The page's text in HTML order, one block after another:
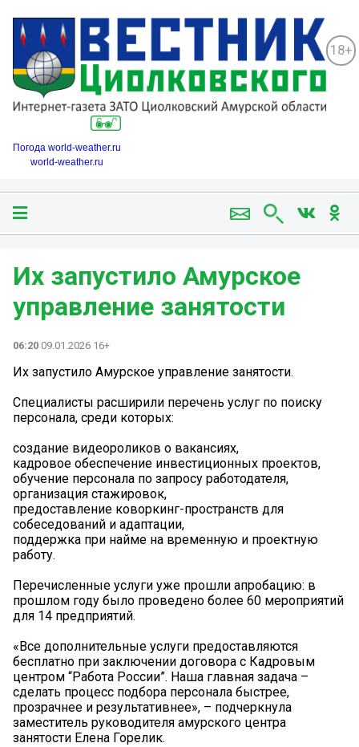
18+
Погода world-weather.ru
world-weather.ru
Их запустило Амурское
управление занятости
06:20 09.01.2026 16+
Их запустило Амурское управление занятости.
Специалисты расширили перечень услуг по поиску
персонала, среди которых:
создание видеороликов о вакансиях,
кадровое обеспечение инвестиционных проектов,
обучение персонала по запросу работодателя,
организация стажировок,
предоставление коворкинг-пространств для
собеседований и адаптации,
поддержка при найме на временную и проектную
работу.
Перечисленные услуги уже прошли апробацию: в
прошлом году было проведено более 60 мероприятий
для 14 предприятий.
«Все дополнительные услуги предоставляются
бесплатно при заключении договора с Кадровым
центром “Работа России”. Наша главная задача –
сделать процесс подбора персонала быстрее,
прозрачнее и результативнее», – подчеркнула
заместитель руководителя амурского центра
занятости Елена Горелик.